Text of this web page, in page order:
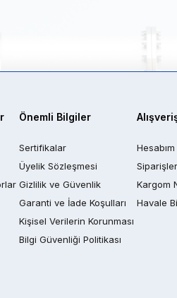
Önemli Bilgiler
Sertifikalar
Üyelik Sözleşmesi
Gizlilik ve Güvenlik
Garanti ve İade Koşulları
Kişisel Verilerin Korunması
Bilgi Güvenliği Politikası
Hesabım
Kargom
Havale